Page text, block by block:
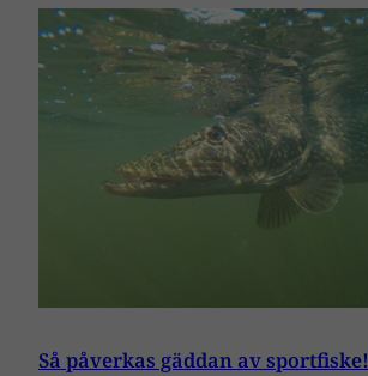
Så påverkas gäddan av sportfiske!